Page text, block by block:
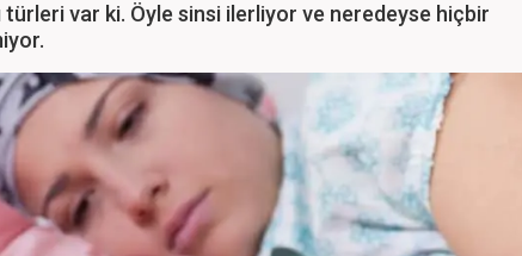
türleri var ki. Öyle sinsi ilerliyor ve neredeyse hiçbir